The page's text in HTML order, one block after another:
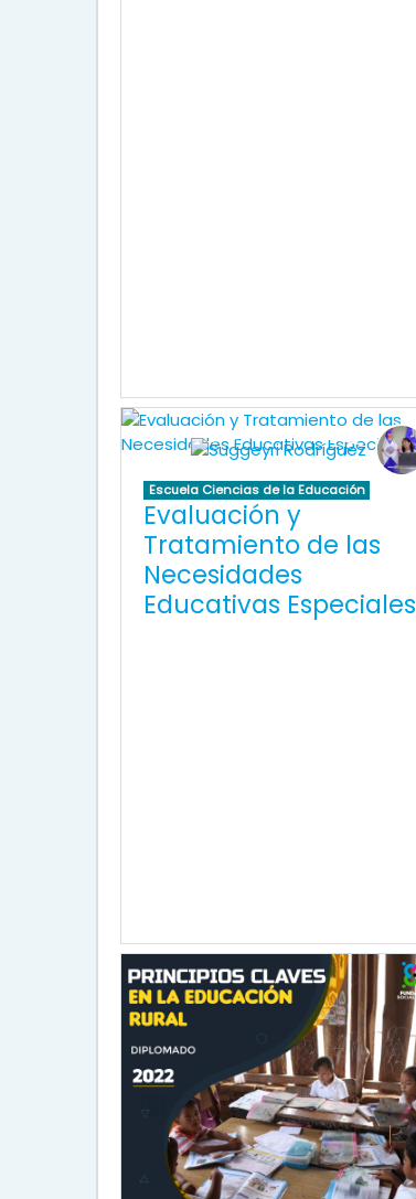
Escuela Ciencias de la Educación
Evaluación y
Tratamiento de las
Necesidades
Educativas Especiales